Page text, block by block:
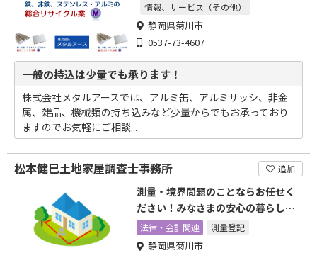
情報、サービス（その他）
静岡県菊川市
0537-73-4607
一般の持込は少量でも承ります！
株式会社メタルアースでは、アルミ缶、アルミサッシ、非金
属、雑品、機械類の持ち込みなど少量からでもお承っており
ますのでお気軽にご相談...
松本健巳土地家屋調査士事務所 追加
測量・境界問題のことならお任せく
ださい！みなさまの安心の暮らしの
お手伝いをいたします。
法律・会計関連 測量登記
静岡県菊川市